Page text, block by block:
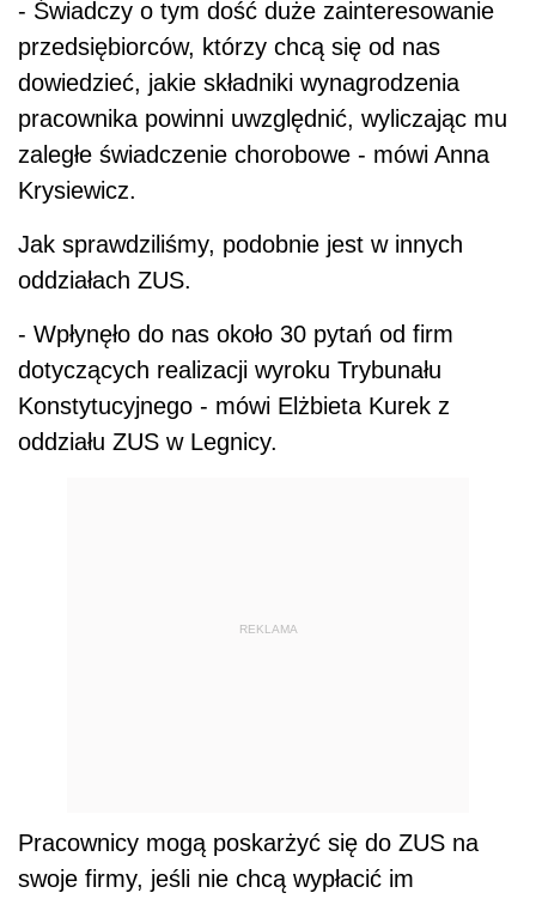
- Świadczy o tym dość duże zainteresowanie
przedsiębiorców, którzy chcą się od nas
dowiedzieć, jakie składniki wynagrodzenia
pracownika powinni uwzględnić, wyliczając mu
zaległe świadczenie chorobowe - mówi Anna
Krysiewicz.
Jak sprawdziliśmy, podobnie jest w innych
oddziałach ZUS.
- Wpłynęło do nas około 30 pytań od firm
dotyczących realizacji wyroku Trybunału
Konstytucyjnego - mówi Elżbieta Kurek z
oddziału ZUS w Legnicy.
REKLAMA
Pracownicy mogą poskarżyć się do ZUS na
swoje firmy, jeśli nie chcą wypłacić im